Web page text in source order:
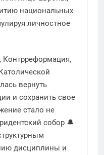
национальных
личностное
Контрреформация,
вернуть
и сохранить свое
стало не
собор 🔔
дисциплины и